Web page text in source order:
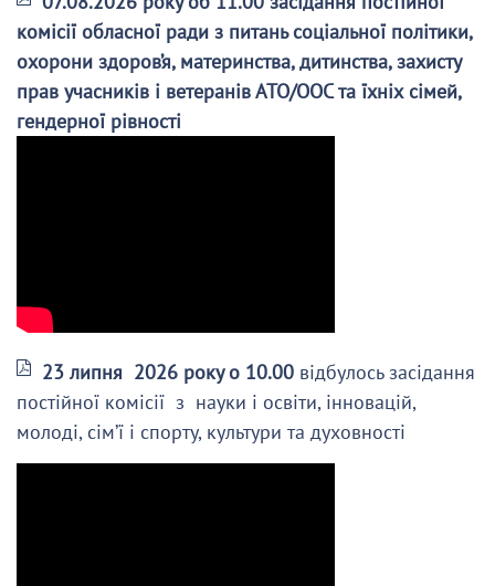
комісії обласної ради з питань соціальної політики,
охорони здоров’я, материнства, дитинства, захисту
прав учасників і ветеранів АТО/ООС та їхніх сімей,
гендерної рівності
23 липня 2026 року о 10.00 відбулось засідання
постійної комісії з науки і освіти, інновацій,
молоді, сім’ї і спорту, культури та духовності